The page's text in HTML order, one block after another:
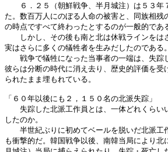
６．２５（朝鮮戦争、半月城注）は５３年
た。数百万人にのぼる人命の被害と、同族相残
の時点ですべて終わったとするのが一般的であ
しかし、その後も南と北は休戦ラインをは
実はさらに多くの犠牲者を生みだしたのである。
戦争で犠牲になった当事者の一端は、失踪
彼らは分断の時代に消え去り、歴史的評価を受
られたまま埋もれている。
「６０年以後にも２，１５０名の北派失踪」
失踪した北派工作員とは、一体どれくらい
したのか。
半世紀ぶりに初めてベールを脱いだ北派工
も衝撃的だ。韓国戦争以後、南韓当局により